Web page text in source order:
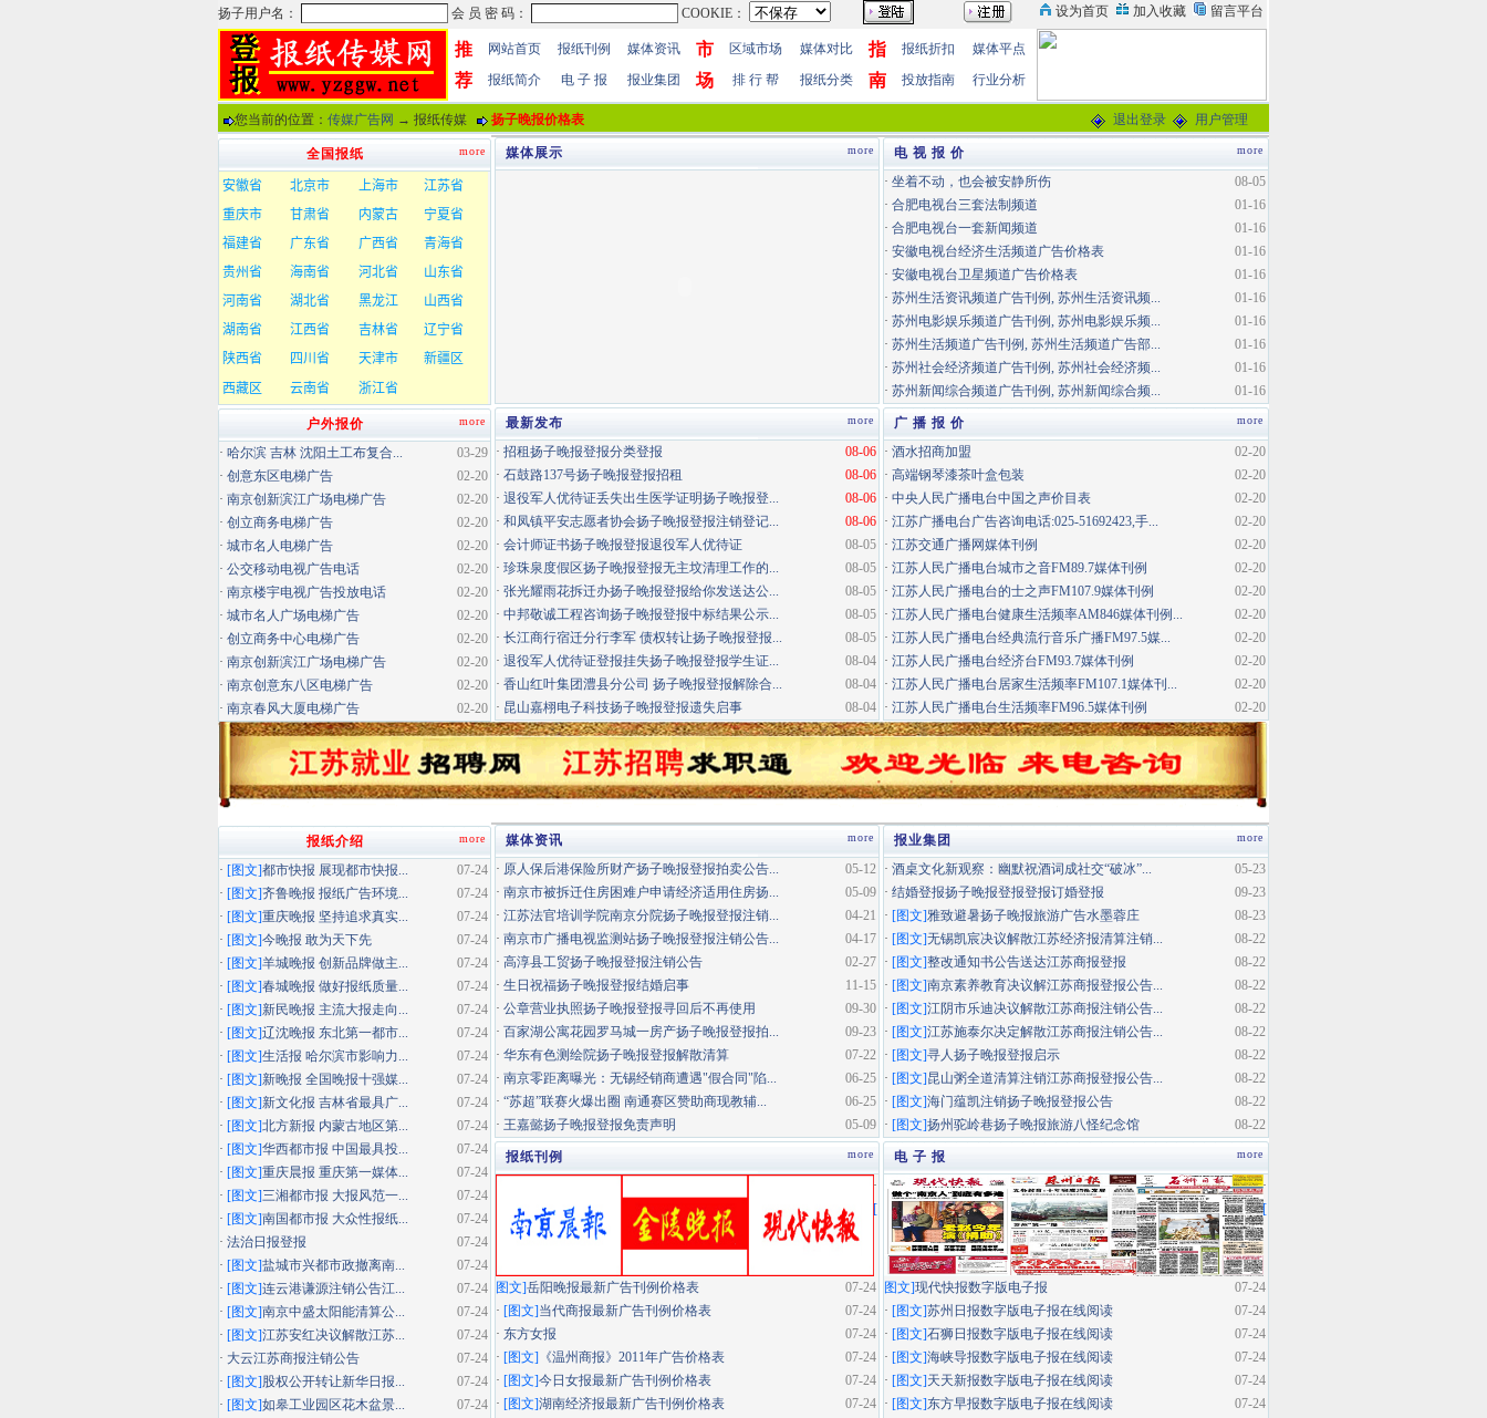
推
荐
网站首页 报纸刊例 媒体资讯
市
场
区域市场 媒体对比
指
南
报纸折扣
媒体平点
报纸简介
电 子 报 报业集团 排 行 帮 报纸分类 投放指南 行业分析
您当前的位置： 传媒广告网 → 报纸传媒 扬子晚报价格表 退出登录 用户管理
more
媒体展示 more
电 视 报 价
08-05
· 坐着不动，也会被安静所伤
01-16
· 合肥电视台三套法制频道
01-16
· 合肥电视台一套新闻频道
01-16
· 安徽电视台经济生活频道广告价格表
01-16
· 安徽电视台卫星频道广告价格表
01-16
· 苏州生活资讯频道广告刊例, 苏州生活资讯频...
01-16
· 苏州电影娱乐频道广告刊例, 苏州电影娱乐频...
01-16
· 苏州生活频道广告刊例, 苏州生活频道广告部...
01-16
· 苏州社会经济频道广告刊例, 苏州社会经济频...
01-16
· 苏州新闻综合频道广告刊例, 苏州新闻综合频...
more
最新发布 more
广 播 报 价
08-06
· 招租扬子晚报登报分类登报
08-06
· 石鼓路137号扬子晚报登报招租
08-06
· 退役军人优待证丢失出生医学证明扬子晚报登...
08-06
· 和凤镇平安志愿者协会扬子晚报登报注销登记...
08-05
· 会计师证书扬子晚报登报退役军人优待证
08-05
· 珍珠泉度假区扬子晚报登报无主坟清理工作的...
08-05
· 张光耀雨花拆迁办扬子晚报登报给你发送达公...
08-05
· 中邦敬诚工程咨询扬子晚报登报中标结果公示...
08-05
· 长江商行宿迁分行李军 债权转让扬子晚报登报...
08-04
· 退役军人优待证登报挂失扬子晚报登报学生证...
08-04
· 香山红叶集团澧县分公司 扬子晚报登报解除合...
08-04
· 昆山嘉栩电子科技扬子晚报登报遗失启事
02-20
· 酒水招商加盟
02-20
· 高端钢琴漆茶叶盒包装
02-20
· 中央人民广播电台中国之声价目表
02-20
· 江苏广播电台广告咨询电话:025-51692423,手...
02-20
· 江苏交通广播网媒体刊例
02-20
· 江苏人民广播电台城市之音FM89.7媒体刊例
02-20
· 江苏人民广播电台的士之声FM107.9媒体刊例
02-20
· 江苏人民广播电台健康生活频率AM846媒体刊例...
02-20
· 江苏人民广播电台经典流行音乐广播FM97.5媒...
02-20
· 江苏人民广播电台经济台FM93.7媒体刊例
02-20
· 江苏人民广播电台居家生活频率FM107.1媒体刊...
02-20
· 江苏人民广播电台生活频率FM96.5媒体刊例
more
全国报纸
more
户外报价
03-29
· 哈尔滨 吉林 沈阳土工布复合...
02-20
· 创意东区电梯广告
02-20
· 南京创新滨江广场电梯广告
02-20
· 创立商务电梯广告
02-20
· 城市名人电梯广告
02-20
· 公交移动电视广告电话
02-20
· 南京楼宇电视广告投放电话
02-20
· 城市名人广场电梯广告
02-20
· 创立商务中心电梯广告
02-20
· 南京创新滨江广场电梯广告
02-20
· 南京创意东八区电梯广告
02-20
· 南京春风大厦电梯广告
more
媒体资讯 more
报业集团
05-12
· 原人保后港保险所财产扬子晚报登报拍卖公告...
05-09
· 南京市被拆迁住房困难户申请经济适用住房扬...
04-21
· 江苏法官培训学院南京分院扬子晚报登报注销...
04-17
· 南京市广播电视监测站扬子晚报登报注销公告...
02-27
· 高淳县工贸扬子晚报登报注销公告
11-15
· 生日祝福扬子晚报登报结婚启事
09-30
· 公章营业执照扬子晚报登报寻回后不再使用
09-23
· 百家湖公寓花园罗马城一房产扬子晚报登报拍...
07-22
· 华东有色测绘院扬子晚报登报解散清算
06-25
· 南京零距离曝光：无锡经销商遭遇"假合同"陷...
06-25
· “苏超”联赛火爆出圈 南通赛区赞助商现教辅...
05-09
· 王嘉懿扬子晚报登报免责声明
05-23
· 酒桌文化新观察：幽默祝酒词成社交“破冰”...
09-23
· 结婚登报扬子晚报登报登报订婚登报
08-23
· [图文]雅致避暑扬子晚报旅游广告水墨蓉庄
08-22
· [图文]无锡凯宸决议解散江苏经济报清算注销...
08-22
· [图文]整改通知书公告送达江苏商报登报
08-22
· [图文]南京素养教育决议解江苏商报登报公告...
08-22
· [图文]江阴市乐迪决议解散江苏商报注销公告...
08-22
· [图文]江苏施泰尔决定解散江苏商报注销公告...
08-22
· [图文]寻人扬子晚报登报启示
08-22
· [图文]昆山粥全道清算注销江苏商报登报公告...
08-22
· [图文]海门蕴凯注销扬子晚报登报公告
08-22
· [图文]扬州驼岭巷扬子晚报旅游八怪纪念馆
more
报纸刊例 more
电 子 报
07-24
·
[
图文]岳阳晚报最新广告刊例价格表
07-24
· [图文]当代商报最新广告刊例价格表
07-24
· 东方女报
07-24
· [图文] 《温州商报》2011年广告价格表
07-24
· [图文]今日女报最新广告刊例价格表
07-24
· [图文]湖南经济报最新广告刊例价格表
07-24
·
[
图文]现代快报数字版电子报
07-24
· [图文]苏州日报数字版电子报在线阅读
07-24
· [图文]石狮日报数字版电子报在线阅读
07-24
· [图文]海峡导报数字版电子报在线阅读
07-24
· [图文]天天新报数字版电子报在线阅读
07-24
· [图文]东方早报数字版电子报在线阅读
more
报纸介绍
07-24
· [图文]都市快报 展现都市快报...
07-24
· [图文]齐鲁晚报 报纸广告环境...
07-24
· [图文]重庆晚报 坚持追求真实...
07-24
· [图文]今晚报 敢为天下先
07-24
· [图文]羊城晚报 创新品牌做主...
07-24
· [图文]春城晚报 做好报纸质量...
07-24
· [图文]新民晚报 主流大报走向...
07-24
· [图文]辽沈晚报 东北第一都市...
07-24
· [图文]生活报 哈尔滨市影响力...
07-24
· [图文]新晚报 全国晚报十强媒...
07-24
· [图文]新文化报 吉林省最具广...
07-24
· [图文]北方新报 内蒙古地区第...
07-24
· [图文]华西都市报 中国最具投...
07-24
· [图文]重庆晨报 重庆第一媒体...
07-24
· [图文]三湘都市报 大报风范一...
07-24
· [图文]南国都市报 大众性报纸...
07-24
· 法治日报登报
07-24
· [图文]盐城市兴都市政撤离南...
07-24
· [图文]连云港谦源注销公告江...
07-24
· [图文]南京中盛太阳能清算公...
07-24
· [图文]江苏安红决议解散江苏...
07-24
· 大云江苏商报注销公告
07-24
· [图文]股权公开转让新华日报...
07-24
· [图文]如皋工业园区花木盆景...